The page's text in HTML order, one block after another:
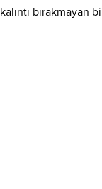
kalıntı bırakmayan